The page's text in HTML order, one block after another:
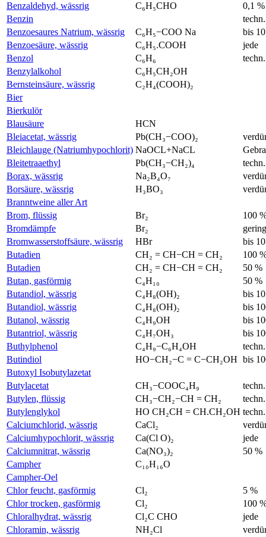
Benzaldehyd, wässrig
C₆H₅CHO
0,1 %
Benzin
Benzoesaures Natrium, wässrig
C₆H₅−COO Na
bis
Benzoesäure, wässrig
C₆H₅.COOH
jede
Benzol
C₆H₆
Benzylalkohol
C₆H₅CH₂OH
Bernsteinsäure, wässrig
C₂H₄(COOH)₂
Bier
Bierkulör
Blausäure
HCN
Bleiacetat, wässrig
Pb(CH₃−COO)₂
Bleichlauge (Natriumhypochlorit) NaOCL+NaCL
Bleitetraaethyl
Pb(CH₃−CH₂)₄
Borax, wässrig
Na₂B₄O₇
Borsäure, wässrig
H₃BO₃
Branntweine aller Art
Brom, flüssig
Br₂
100
Bromdämpfe
Br₂
gering
Bromwasserstoffsäure, wässrig
HBr
bis
Butadien
CH₂ = CH−CH = CH₂
100
Butadien
CH₂ = CH−CH = CH₂
50 %
Butan, gasförmig
C₄H₁₀
50 %
Butandiol, wässrig
C₄H₈(OH)₂
bis
Butandiol, wässrig
C₄H₈(OH)₂
bis
Butanol, wässrig
C₄H₉OH
bis
Butantriol, wässrig
C₄H₇OH₃
bis
Buthylphenol
C₄H₉−C₆H₄OH
Butindiol
HO−CH₂−C = C−CH₂OH bis
Butoxyl Isobutylazetat
Butylacetat
CH₃−COOC₄H₉
Butylen, flüssig
CH₃−CH₂−CH = CH₂
Butylenglykol
HO CH₂CH = CH.CH₂OH
Calciumchlorid, wässrig
CaCl₂
Calciumhypochlorit, wässrig
Ca(Cl O)₂
jede
Calciumnitrat, wässrig
Ca(NO₃)₂
50 %
Campher
C₁₀H₁₆O
Campher-Oel
Chlor feucht, gasförmig
Cl₂
5 %
Chlor trocken, gasförmig
Cl₂
100
Chloralhydrat, wässrig
Cl₂C CHO
jede
Chloramin, wässrig
NH₂Cl